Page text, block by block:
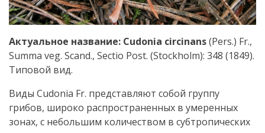
Актуальное название: Cudonia circinans(Pers.) Fr.,
Summa veg. Scand., Sectio Post. (Stockholm): 348 (1849).
Типовой вид.
Виды Cudonia Fr. представляют собой группу
грибов, широко распространенных в умеренных
зонах, с небольшим количеством в субтропических